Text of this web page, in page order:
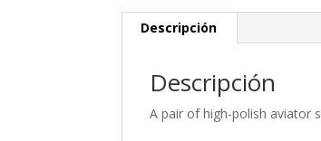
Descripción
Descripción
A pair of high-polish aviator